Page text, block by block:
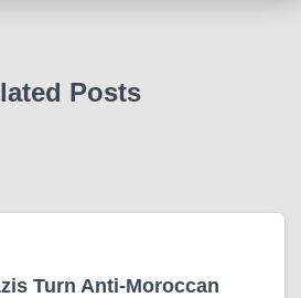
Posts
Turn Anti-Moroccan